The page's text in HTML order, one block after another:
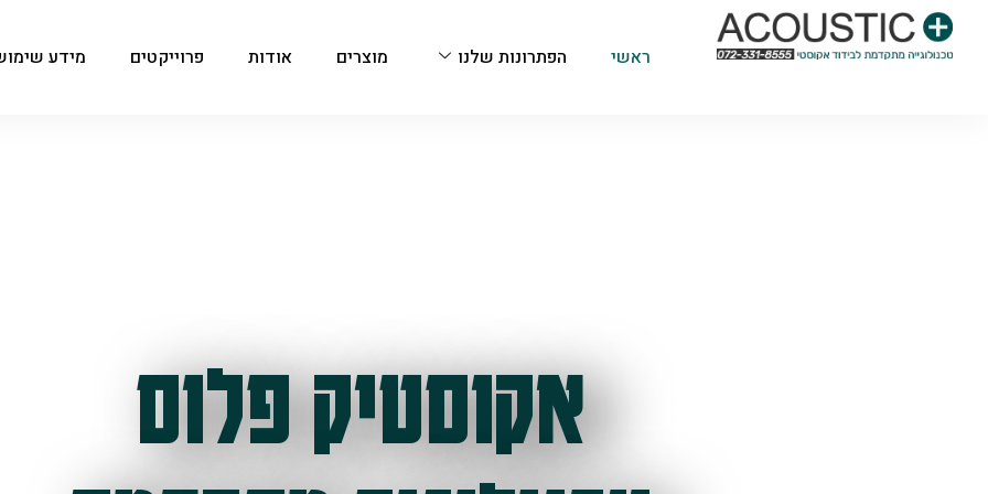
ראשי הפתרונות שלנו מוצרים אודות פרוייקטים מידע
אקוסטיק פלוס